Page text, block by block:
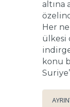
altına
Her
ülkesi
konu